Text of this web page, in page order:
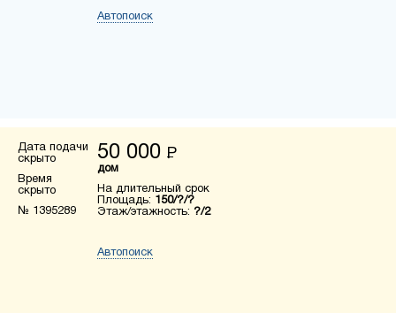
Автопоиск
Дата подачи
скрыто
Время
скрыто
№ 1395289
50 000 Р
дом
На длительный срок
Площадь: 150/?/?
Этаж/этажность: ?/2
Автопоиск